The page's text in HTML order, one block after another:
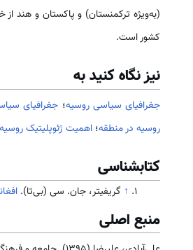
(به‌ویژه ترکمنستان) و پاکستان و هند
کشور است.
نیز نگاه کنید به
جغرافیای سیاسی روسیه؛ جغرافیای
روسیه در منطقه؛ اهمیت ژئوپلیتیک
کتابشناسی
↑ گریفیتر، جان. سی (بی‌تا).
منبع اصلی